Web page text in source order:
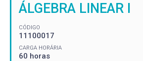
ÁLGEBRA LINEAR I
CÓDIGO
11100017
CARGA HORÁRIA
60 horas